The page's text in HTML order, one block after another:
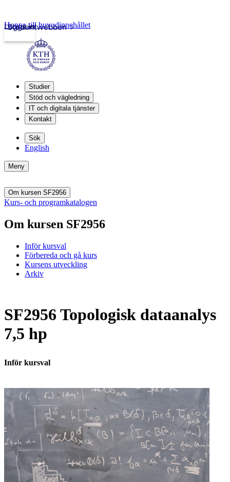
Studentwebben
Logga in
Hoppa till huvudinnehållet
Studier
Stöd och vägledning
IT och digitala tjänster
Kontakt
Sök
English
Meny
Om kursen SF2956
Kurs- och programkatalogen
Om kursen SF2956
Inför kursval
Förbereda och gå kurs
Kursens utveckling
Arkiv
SF2956 Topologisk dataanalys
7,5 hp
Inför kursval